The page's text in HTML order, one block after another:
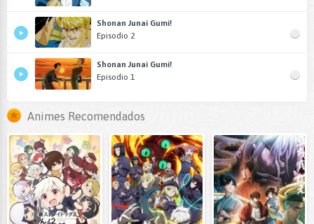
Shonan Junai Gumi!
Episodio 2
Shonan Junai Gumi!
Episodio 1
Animes Recomendados